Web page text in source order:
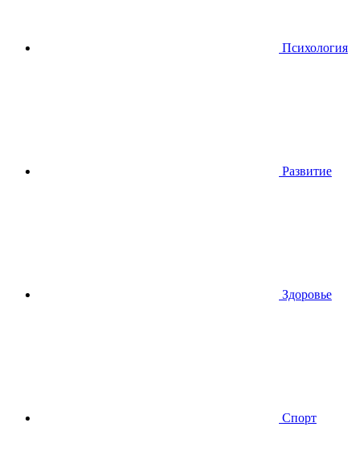
Психология
Развитие
Здоровье
Спорт